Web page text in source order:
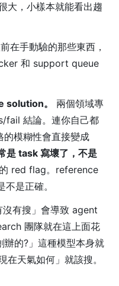
大，小樣本就能看出趨
在手動驗的那些東西，
和 support queue
solution。
兩個領域專
fail 結論。連你自己都
模糊性會直接變成
是 task 寫壞了，不是
red flag。reference
是正確。
沒有搜」會導致 agent
團隊就在這上面花
的?」這種模型本身就
在天氣如何」就該搜。